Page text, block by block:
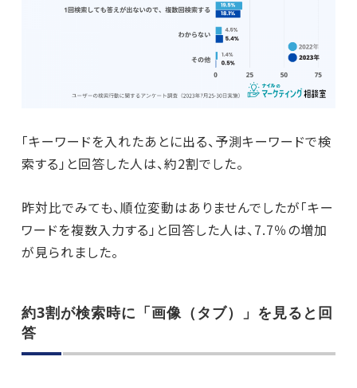
「キーワードを入れたあとに出る、予測キーワードで検
索する」と回答した人は、約2割でした。
昨対比でみても、順位変動はありませんでしたが「キー
ワードを複数入力する」と回答した人は、7.7％の増加
が見られました。
約3割が検索時に「画像（タブ）」を見ると回
答